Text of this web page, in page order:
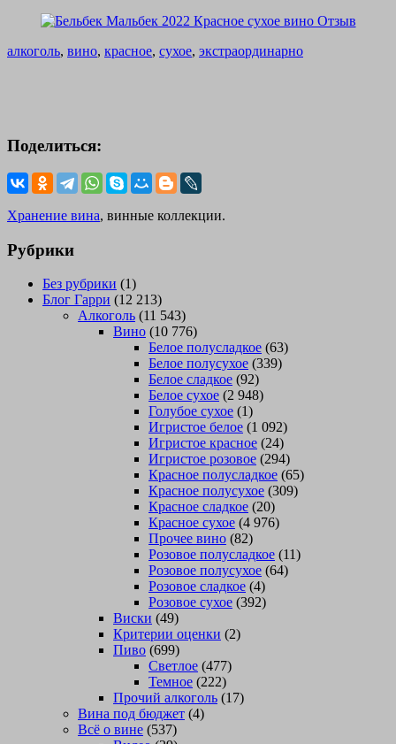
алкоголь, вино, красное, сухое, экстраординарно
Поделиться:
Хранение вина, винные коллекции.
Рубрики
Без рубрики (1)
Блог Гарри (12 213)
Алкоголь (11 543)
Вино (10 776)
Белое полусладкое (63)
Белое полусухое (339)
Белое сладкое (92)
Белое сухое (2 948)
Голубое сухое (1)
Игристое белое (1 092)
Игристое красное (24)
Игристое розовое (294)
Красное полусладкое (65)
Красное полусухое (309)
Красное сладкое (20)
Красное сухое (4 976)
Прочее вино (82)
Розовое полусладкое (11)
Розовое полусухое (64)
Розовое сладкое (4)
Розовое сухое (392)
Виски (49)
Критерии оценки (2)
Пиво (699)
Светлое (477)
Темное (222)
Прочий алкоголь (17)
Вина под бюджет (4)
Всё о вине (537)